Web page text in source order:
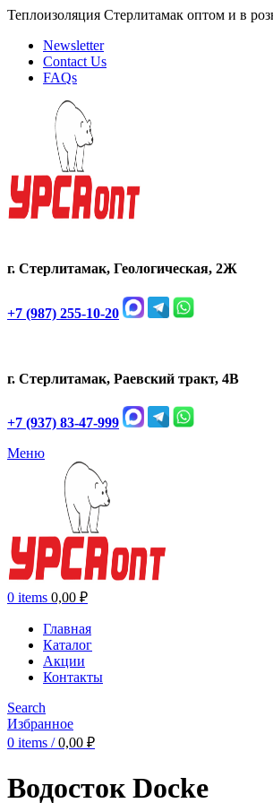
Теплоизоляция Стерлитамак оптом и в
Newsletter
Contact Us
FAQs
г. Стерлитамак, Геологическая, 2Ж
+7 (987) 255-10-20
г. Стерлитамак, Раевский тракт, 4В
+7 (937) 83-47-999
Меню
0 items 0,00 ₽
Главная
Каталог
Акции
Контакты
Search
Избранное
0 items / 0,00 ₽
Водосток Docke